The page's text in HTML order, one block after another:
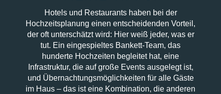
Hotels und Restaurants haben bei der
Hochzeitsplanung einen entscheidenden Vorteil,
der oft unterschätzt wird: Hier weiß jeder, was er
tut. Ein eingespieltes Bankett-Team, das
hunderte Hochzeiten begleitet hat, eine
Infrastruktur, die auf große Events ausgelegt ist,
und Übernachtungsmöglichkeiten für alle Gäste
im Haus – das ist eine Kombination, die anderen